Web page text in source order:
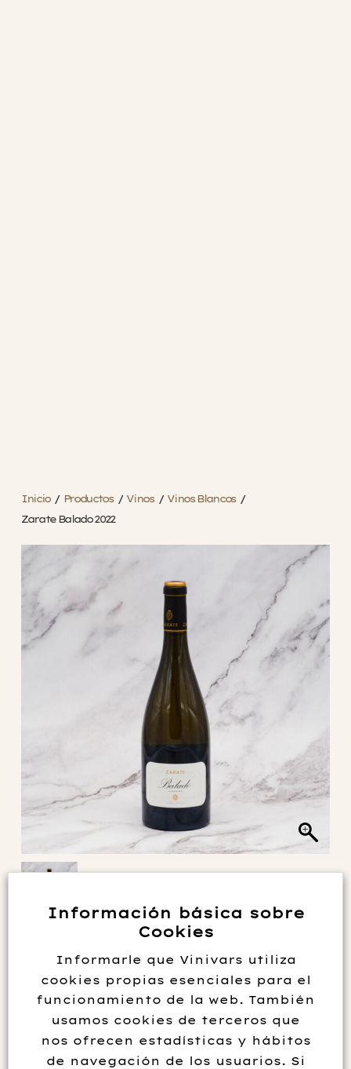
Inicio / Productos / Vinos / Vinos Blancos /
Zarate Balado 2022
ZARATE BALADO 2022
38.50€
Es un ejemplo de los mejores vinos albariños de Salnés. Un
vino blanco de guarda que debido a su alta acidez
Información básica sobre
Cookies
Informarle que Vinivars utiliza
cookies propias esenciales para el
funcionamiento de la web. También
usamos cookies de terceros que
nos ofrecen estadísticas y hábitos
de navegación de los usuarios. Si